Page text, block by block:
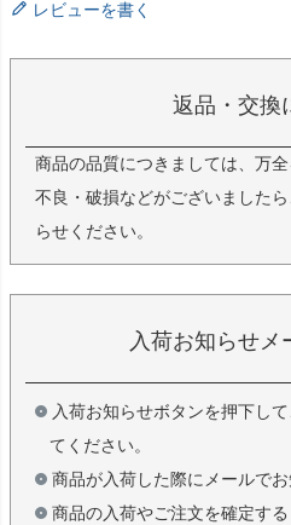
レビューを書く
返品・交換
商品の品質につきましては、万
不良・破損などがございました
らせください。
入荷お知らせメ
入荷お知らせボタンを押下し
てください。
商品が入荷した際にメールでお
商品の入荷やご注文を確定する